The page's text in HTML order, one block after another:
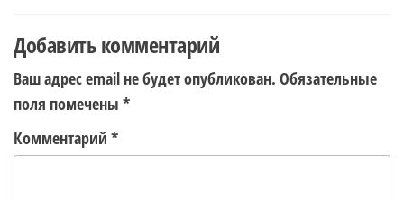
Добавить комментарий
Ваш адрес email не будет опубликован. Обязательные
поля помечены *
Комментарий *